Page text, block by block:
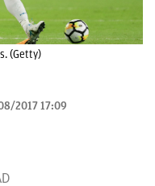
(Getty)
2017 17:09